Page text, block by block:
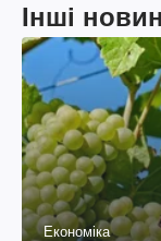
Інші
Економіка